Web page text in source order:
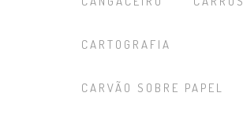
CARTOGRAFIA
CARVÃO SOBRE PAPEL